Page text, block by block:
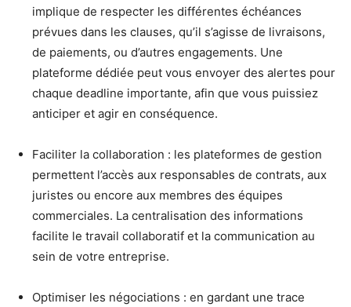
implique de respecter les différentes échéances
prévues dans les clauses, qu’il s’agisse de livraisons,
de paiements, ou d’autres engagements. Une
plateforme dédiée peut vous envoyer des alertes pour
chaque deadline importante, afin que vous puissiez
anticiper et agir en conséquence.
Faciliter la collaboration : les plateformes de gestion
permettent l’accès aux responsables de contrats, aux
juristes ou encore aux membres des équipes
commerciales. La centralisation des informations
facilite le travail collaboratif et la communication au
sein de votre entreprise.
Optimiser les négociations : en gardant une trace